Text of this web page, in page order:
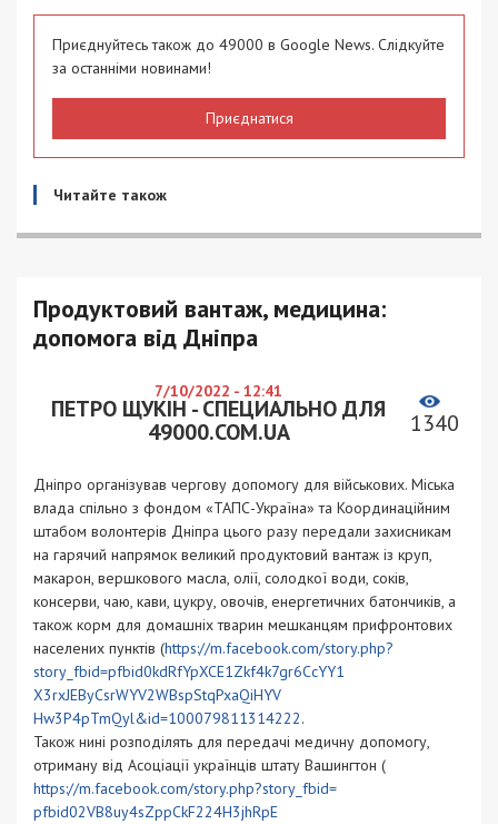
Приєднуйтесь також до 49000 в Google News. Слідкуйте
за останніми новинами!
Приєднатися
Читайте також
Продуктовий вантаж, медицина:
допомога від Дніпра
7/10/2022 - 12:41
ПЕТРО ЩУКІН - СПЕЦИАЛЬНО ДЛЯ
49000.COM.UA
1340
Дніпро організував чергову допомогу для військових. Міська
влада спільно з фондом «ТАПС-Україна» та Координаційним
штабом волонтерів Дніпра цього разу передали захисникам
на гарячий напрямок великий продуктовий вантаж із круп,
макарон, вершкового масла, олії, солодкої води, соків,
консерви, чаю, кави, цукру, овочів, енергетичних батончиків, а
також корм для домашніх тварин мешканцям прифронтових
населених пунктів (https://m.facebook.com/story.php?
story_fbid=pfbid0kdRfYpXCE1Zkf4k7gr6CcYY1
X3rxJEByCsrWYV2WBspStqPxaQiHYV
Hw3P4pTmQyl&id=100079811314222.
Також нині розподілять для передачі медичну допомогу,
отриману від Асоціації українців штату Вашингтон (
https://m.facebook.com/story.php?story_fbid=
pfbid02VB8uy4sZppCkF224H3jhRpE